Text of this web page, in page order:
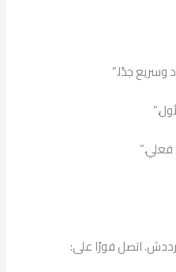
جدًا.”
فعلي.”
اتصل فورًا على: